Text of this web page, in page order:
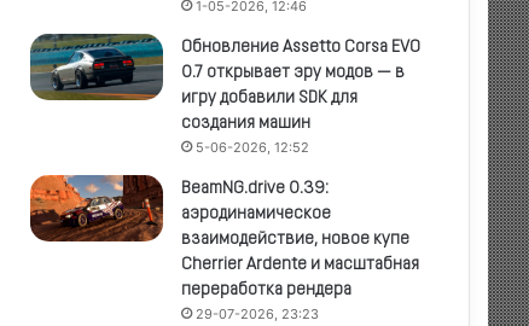
1-05-2026, 12:46
Обновление Assetto Corsa EVO
0.7 открывает эру модов — в
игру добавили SDK для
создания машин
5-06-2026, 12:52
BeamNG.drive 0.39:
аэродинамическое
взаимодействие, новое купе
Cherrier Ardente и масштабная
переработка рендера
29-07-2026, 23:23